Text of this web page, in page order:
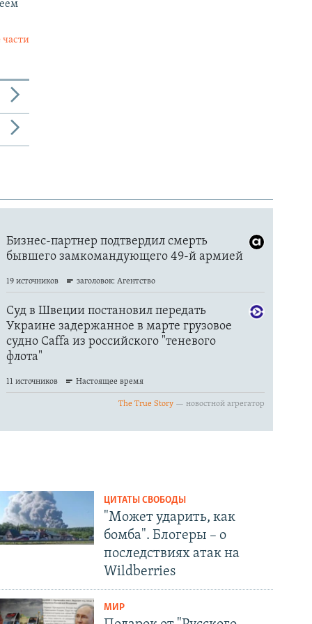
части
ЦИТАТЫ СВОБОДЫ
"Может ударить, как
бомба". Блогеры – о
последствиях атак на
Wildberries
МИР